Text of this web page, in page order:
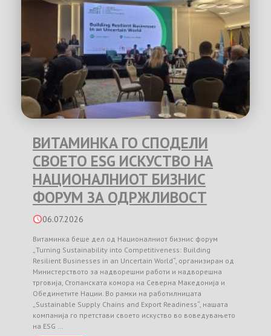
ВИТАМИНКА ГО СПОДЕЛИ
СВОЕТО ESG ИСКУСТВО НА
НАЦИОНАЛНИОТ БИЗНИС
ФОРУМ ЗА ОДРЖЛИВОСТ
06.07.2026
Витаминка беше дел од Националниот бизнис форум
„Turning Sustainability into Competitiveness: Building
Resilient Businesses in an Uncertain World“, организиран од
Министерството за надворешни работи и надворешна
трговија, Стопанската комора на Северна Македонија и
Обединетите Нации. Во рамки на работилницата
„Sustainable Supply Chains and Export Readiness“, нашата
компанија го претстави своето искуство во воведувањето
на ESG …